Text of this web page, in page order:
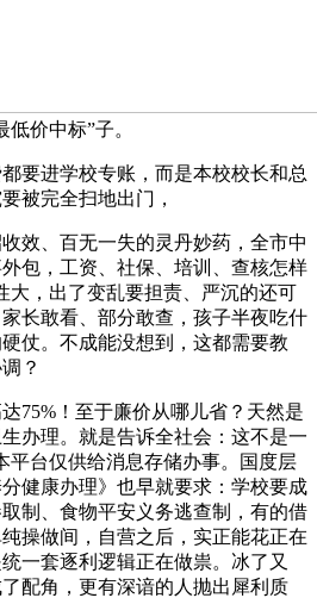
价中标”子。
进学校专账，而是本校校长和总
被完全扫地出门，
、百无一失的灵丹妙药，全市中
包，工资、社保、培训、查核怎样
大，出了变乱要担责、严沉的还可
长敢看、部分敢查，孩子半夜吃什
仗。不成能没想到，这都需要教
？
！至于廉价从哪儿省？天然是
办理。就是告诉全社会：这不是一
平台仅供给消息存储办事。国度层
健康办理》也早就要求：学校要成
制、食物平安义务逃查制，有的借
操做间，自营之后，实正能花正在
一套逐利逻辑正在做祟。冰了又
配角，更有深谙的人抛出犀利质